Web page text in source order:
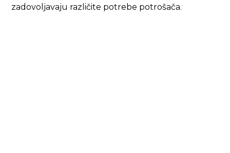
zadovoljavaju različite potrebe potrošača.